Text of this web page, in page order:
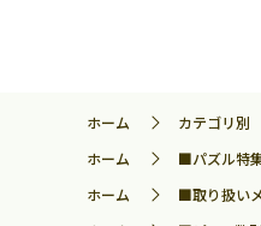
ホーム カテゴリ別
ホーム
■パズル特
ホーム
■取り扱い